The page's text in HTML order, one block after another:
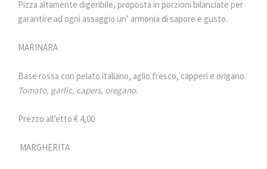
Pizza altamente digeribile, proposta in porzioni bilanciate per
garantire ad ogni assaggio un’ armonia di sapore e gusto.
MARINARA
Base rossa con pelato italiano, aglio fresco, capperi e origano.
Tomato, garlic, capers, oregano.
Prezzo all’etto € 4,00
MARGHERITA